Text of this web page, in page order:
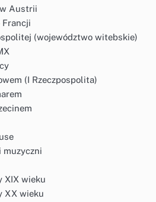
Austrii
(województwo witebskie)
(I Rzeczpospolita)
XIX wieku
XX wieku